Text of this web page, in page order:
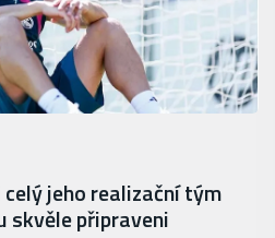
jeho realizační tým
skvěle připraveni